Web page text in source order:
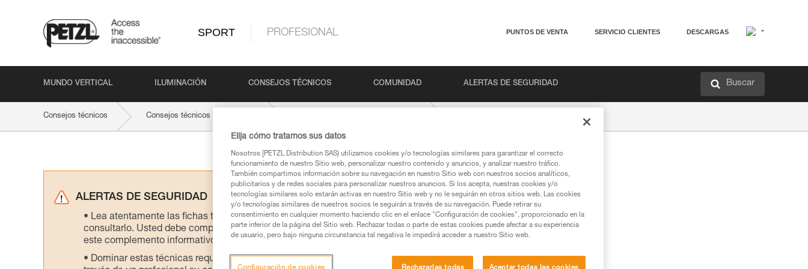
SPORT PROFESIONAL PUNTOS DE VENTA SERVICIO CLIENTES DESCARGAS
MUNDO VERTICAL ILUMINACIÓN CONSEJOS TÉCNICOS COMUNIDAD ALERTAS DE SEGURIDAD Buscar
Consejos técnicos Consejos técnicos por actividad
ALERTAS DE SEGURIDAD
Lea atentamente las fichas técnicas de los productos utilizados en este consejo antes de
consultarlo. Usted debe comprender la información de la ficha técnica para poder comprender
este complemento informativo.
Dominar estas técnicas requiere una formación y un entrenamiento específico. Confirme a
Elija cómo tratamos sus datos
Nosotros [PETZL Distribution SAS) utilizamos cookies y/o tecnologías similares para garantizar el correcto
funcionamiento de nuestro Sitio web, personalizar nuestro contenido y anuncios, y analizar nuestro tráfico.
También compartimos información sobre su navegación en nuestro Sitio web con nuestros socios analíticos,
publicitarios y de redes sociales para personalizar nuestros anuncios. Si los acepta, nuestras cookies y/o
tecnologías similares solo estarán activas en nuestro Sitio web y no le seguirán en otros sitios web. Las cookies
y/o tecnologías similares de nuestros socios le seguirán a través de su navegación. Puede retirar su
consentimiento en cualquier momento haciendo clic en el enlace "Configuración de cookies", proporcionado en la
parte inferior de la página del Sitio web. Rechazar todas o parte de estas cookies puede afectar a su experiencia
de usuario, pero bajo ninguna circunstancia tal negativa le impedirá acceder a nuestro Sitio web.